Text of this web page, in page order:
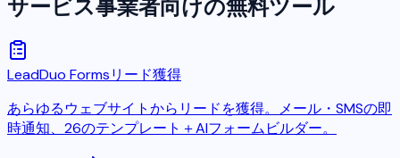
サービス事業者向けの無料ツール
LeadDuo Formsリード獲得
あらゆるウェブサイトからリードを獲得。メール・SMSの即
時通知、26のテンプレート＋AIフォームビルダー。